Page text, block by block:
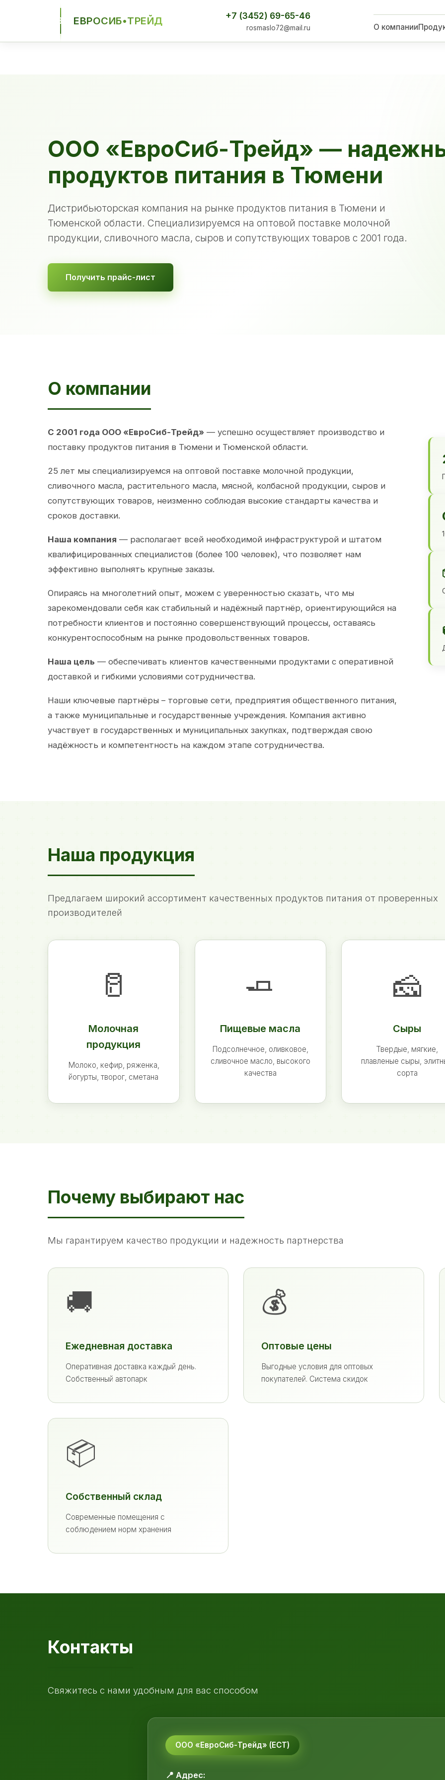
ЕСТ ЕВРОСИБ•ТРЕЙД +7 (3452) 69-65-46
rosmaslo72@mail.ru О компании
ООО «ЕвроСиб-Трейд» —
продуктов питания в Тюмени
Дистрибьюторская компания на рынке продуктов питания в Тюмени и
Тюменской области. Специализируемся на оптовой поставке молочной
продукции, сливочного масла, сыров и сопутствующих товаров с 2001 года.
Получить прайс-лист
О компании
С 2001 года ООО «ЕвроСиб-Трейд» — успешно осуществляет производство и
поставку продуктов питания в Тюмени и Тюменской области.
25 лет мы специализируемся на оптовой поставке молочной продукции,
сливочного масла, растительного масла, мясной, колбасной продукции, сыров и
сопутствующих товаров, неизменно соблюдая высокие стандарты качества и
сроков доставки.
Наша компания — располагает всей необходимой инфраструктурой и штатом
квалифицированных специалистов (более 100 человек), что позволяет нам
эффективно выполнять крупные заказы.
Опираясь на многолетний опыт, можем с уверенностью сказать, что мы
зарекомендовали себя как стабильный и надёжный партнёр, ориентирующийся на
потребности клиентов и постоянно совершенствующий процессы, оставаясь
конкурентоспособным на рынке продовольственных товаров.
Наша цель — обеспечивать клиентов качественными продуктами с оперативной
доставкой и гибкими условиями сотрудничества.
Наши ключевые партнёры – торговые сети, предприятия общественного питания,
а также муниципальные и государственные учреждения. Компания активно
участвует в государственных и муниципальных закупках, подтверждая свою
надёжность и компетентность на каждом этапе сотрудничества.
Наша продукция
Предлагаем широкий ассортимент качественных продуктов питания от проверенных
производителей
🥛
Молочная
продукция
Молоко, кефир, ряженка,
йогурты, творог, сметана
🧈
Пищевые масла
Подсолнечное, оливковое,
сливочное масло, высокого
качества
🧀
Сыры
Твердые, мягкие,
плавленые сыры,
сорта
Почему выбирают нас
Мы гарантируем качество продукции и надежность партнерства
🚚
Ежедневная доставка
Оперативная доставка каждый день.
Собственный автопарк
💰
Оптовые цены
Выгодные условия для оптовых
покупателей. Система скидок
📦
Собственный склад
Современные помещения с
соблюдением норм хранения
Контакты
Свяжитесь с нами удобным для вас способом
ООО «ЕвроСиб-Трейд» (ЕСТ)
📍 Адрес: